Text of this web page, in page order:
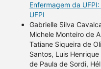
Enfermagem da
UFPI
Gabrielle Silva
Michele Monteiro de
Tatiane Siqueira de
Santos, Luis
de Paula de Sordi,